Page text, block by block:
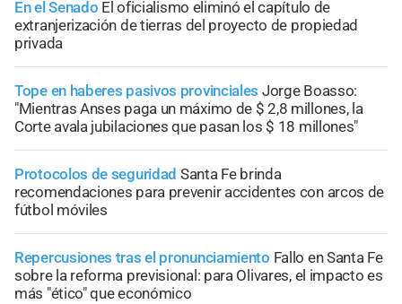
En el Senado El oficialismo eliminó el capítulo de
extranjerización de tierras del proyecto de propiedad
privada
Tope en haberes pasivos provinciales Jorge Boasso:
"Mientras Anses paga un máximo de $ 2,8 millones, la
Corte avala jubilaciones que pasan los $ 18 millones"
Protocolos de seguridad Santa Fe brinda
recomendaciones para prevenir accidentes con arcos de
fútbol móviles
Repercusiones tras el pronunciamiento Fallo en Santa Fe
sobre la reforma previsional: para Olivares, el impacto es
más "ético" que económico